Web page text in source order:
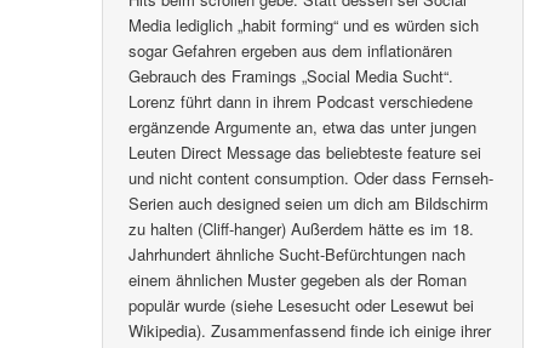
Media lediglich „habit forming“ und es würden sich
sogar Gefahren ergeben aus dem inflationären
Gebrauch des Framings „Social Media Sucht“.
Lorenz führt dann in ihrem Podcast verschiedene
ergänzende Argumente an, etwa das unter jungen
Leuten Direct Message das beliebteste feature sei
und nicht content consumption. Oder dass Fernseh-
Serien auch designed seien um dich am Bildschirm
zu halten (Cliff-hanger) Außerdem hätte es im 18.
Jahrhundert ähnliche Sucht-Befürchtungen nach
einem ähnlichen Muster gegeben als der Roman
populär wurde (siehe Lesesucht oder Lesewut bei
Wikipedia). Zusammenfassend finde ich einige ihrer